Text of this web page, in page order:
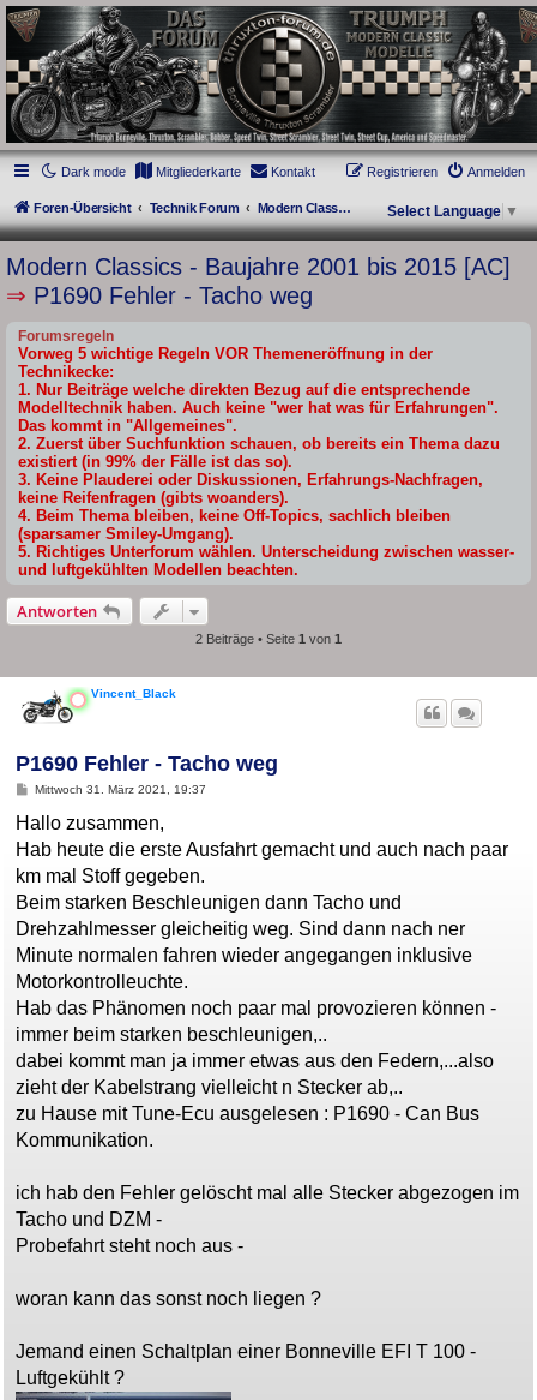
thruxton-forum.de
DAS FORUM! Alles rund um die Triumph Modern Classic Modelle. Das Forum für
die New Bonneville Baureihen ab BJ 2001. Triumph Bonneville, Thruxton,
Scrambler, Bobber, Speed Twin, Street Scrambler, Street Twin, Street Cup, America
und Speedmaster.
Dark mode
Mitgliederkarte Kontakt Anmelden
Registrieren
Foren-Übersicht Technik Forum Modern Classics - Baujahre 2001 bis 2015 [AC] Select Language ▼
Modern Classics - Baujahre 2001 bis 2015 [AC]
⇒ P1690 Fehler - Tacho weg
Forumsregeln
Vorweg 5 wichtige Regeln VOR Themeneröffnung in der
Technikecke:
1. Nur Beiträge welche direkten Bezug auf die entsprechende
Modelltechnik haben. Auch keine "wer hat was für Erfahrungen".
Das kommt in "Allgemeines".
2. Zuerst über Suchfunktion schauen, ob bereits ein Thema dazu
existiert (in 99% der Fälle ist das so).
3. Keine Plauderei oder Diskussionen, Erfahrungs-Nachfragen,
keine Reifenfragen (gibts woanders).
4. Beim Thema bleiben, keine Off-Topics, sachlich bleiben
(sparsamer Smiley-Umgang).
5. Richtiges Unterforum wählen. Unterscheidung zwischen wasser-
und luftgekühlten Modellen beachten.
Antworten
2 Beiträge • Seite 1 von 1
Vincent_Black
P1690 Fehler - Tacho weg
B
i
t
r
a
g
Mittwoch 31. März 2021, 19:37
Hallo zusammen,
Hab heute die erste Ausfahrt gemacht und auch nach paar
km mal Stoff gegeben.
Beim starken Beschleunigen dann Tacho und
Drehzahlmesser gleicheitig weg. Sind dann nach ner
Minute normalen fahren wieder angegangen inklusive
Motorkontrolleuchte.
Hab das Phänomen noch paar mal provozieren können -
immer beim starken beschleunigen,..
dabei kommt man ja immer etwas aus den Federn,...also
zieht der Kabelstrang vielleicht n Stecker ab,..
zu Hause mit Tune-Ecu ausgelesen : P1690 - Can Bus
Kommunikation.
ich hab den Fehler gelöscht mal alle Stecker abgezogen im
Tacho und DZM -
Probefahrt steht noch aus -
woran kann das sonst noch liegen ?
Jemand einen Schaltplan einer Bonneville EFI T 100 -
Luftgekühlt ?